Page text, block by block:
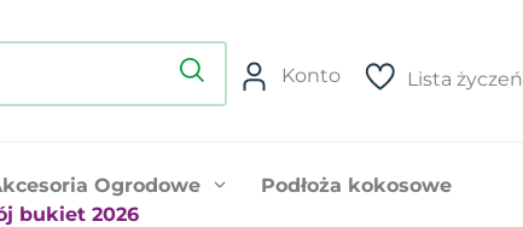
Konto Lista życzeń
Ogrodowe
Podłoża kokosowe
bukiet 2026